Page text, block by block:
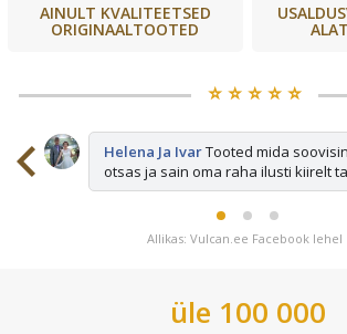
AINULT KVALITEETSED
ORIGINAALTOOTED
⭐️ ⭐️ ⭐️ ⭐️ ⭐️
Helena Ja IvarTooted mida
otsas ja sain oma raha ilusti kiirelt
Allikas: Vulcan.ee Facebook lehel
üle 100 000